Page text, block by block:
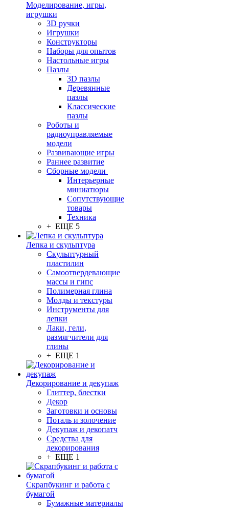
Моделирование, игры,
игрушки
3D ручки
Игрушки
Конструкторы
Наборы для опытов
Настольные игры
Пазлы
3D пазлы
Деревянные
пазлы
Классические
пазлы
Роботы и
радиоуправляемые
модели
Развивающие игры
Раннее развитие
Сборные модели
Интерьерные
миниатюры
Сопутствующие
товары
Техника
+ ЕЩЕ 5
Лепка и скульптура
Скульптурный
пластилин
Самоотвердевающие
массы и гипс
Полимерная глина
Молды и текстуры
Инструменты для
лепки
Лаки, гели,
размягчители для
глины
+ ЕЩЕ 1
Декорирование и декупаж
Глиттер, блестки
Декор
Заготовки и основы
Поталь и золочение
Декупаж и декопатч
Средства для
декорирования
+ ЕЩЕ 1
Скрапбукинг и работа с
бумагой
Бумажные материалы